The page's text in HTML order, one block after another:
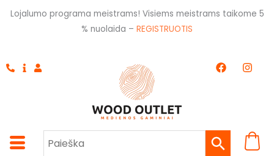
Pereiti
Lojalumo programa meistrams! Visiems meistrams taikome 5
% nuolaida – REGISTRUOTIS
F
a
k
I
n
a
m